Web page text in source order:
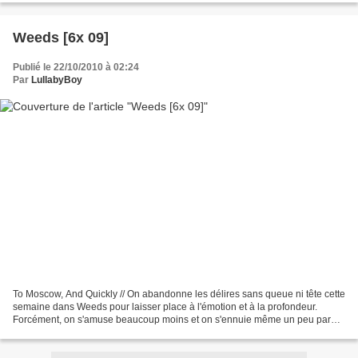
Weeds [6x 09]
Publié le 22/10/2010 à 02:24
Par LullabyBoy
To Moscow, And Quickly // On abandonne les délires sans queue ni tête cette
semaine dans Weeds pour laisser place à l'émotion et à la profondeur.
Forcément, on s'amuse beaucoup moins et on s'ennuie même un peu par